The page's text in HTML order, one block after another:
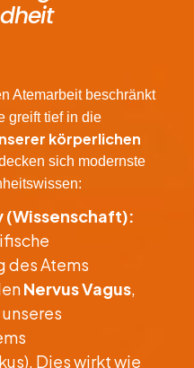
Atemarbeit beschränkt
greift tief in die
körperlichen
sich modernste
(Wissenschaft):
des Atems
Nervus Vagus,
Dies wirkt wie